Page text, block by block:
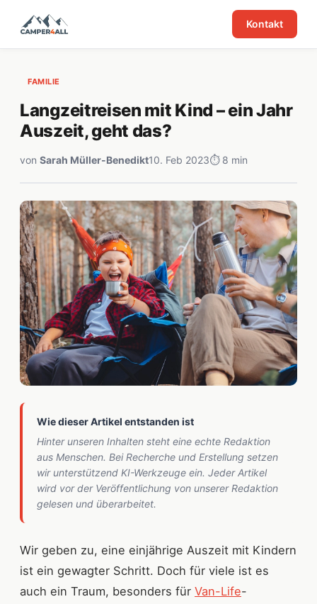
Kontakt
FAMILIE
Langzeitreisen mit Kind – ein Jahr
Auszeit, geht das?
von Sarah Müller-Benedikt10. Feb 2023⏱ 8 min
Wie dieser Artikel entstanden ist
Hinter unseren Inhalten steht eine echte Redaktion
aus Menschen. Bei Recherche und Erstellung setzen
wir unterstützend KI-Werkzeuge ein. Jeder Artikel
wird vor der Veröffentlichung von unserer Redaktion
gelesen und überarbeitet.
Wir geben zu, eine einjährige Auszeit mit Kindern
ist ein gewagter Schritt. Doch für viele ist es
auch ein Traum, besonders für Van-Life-